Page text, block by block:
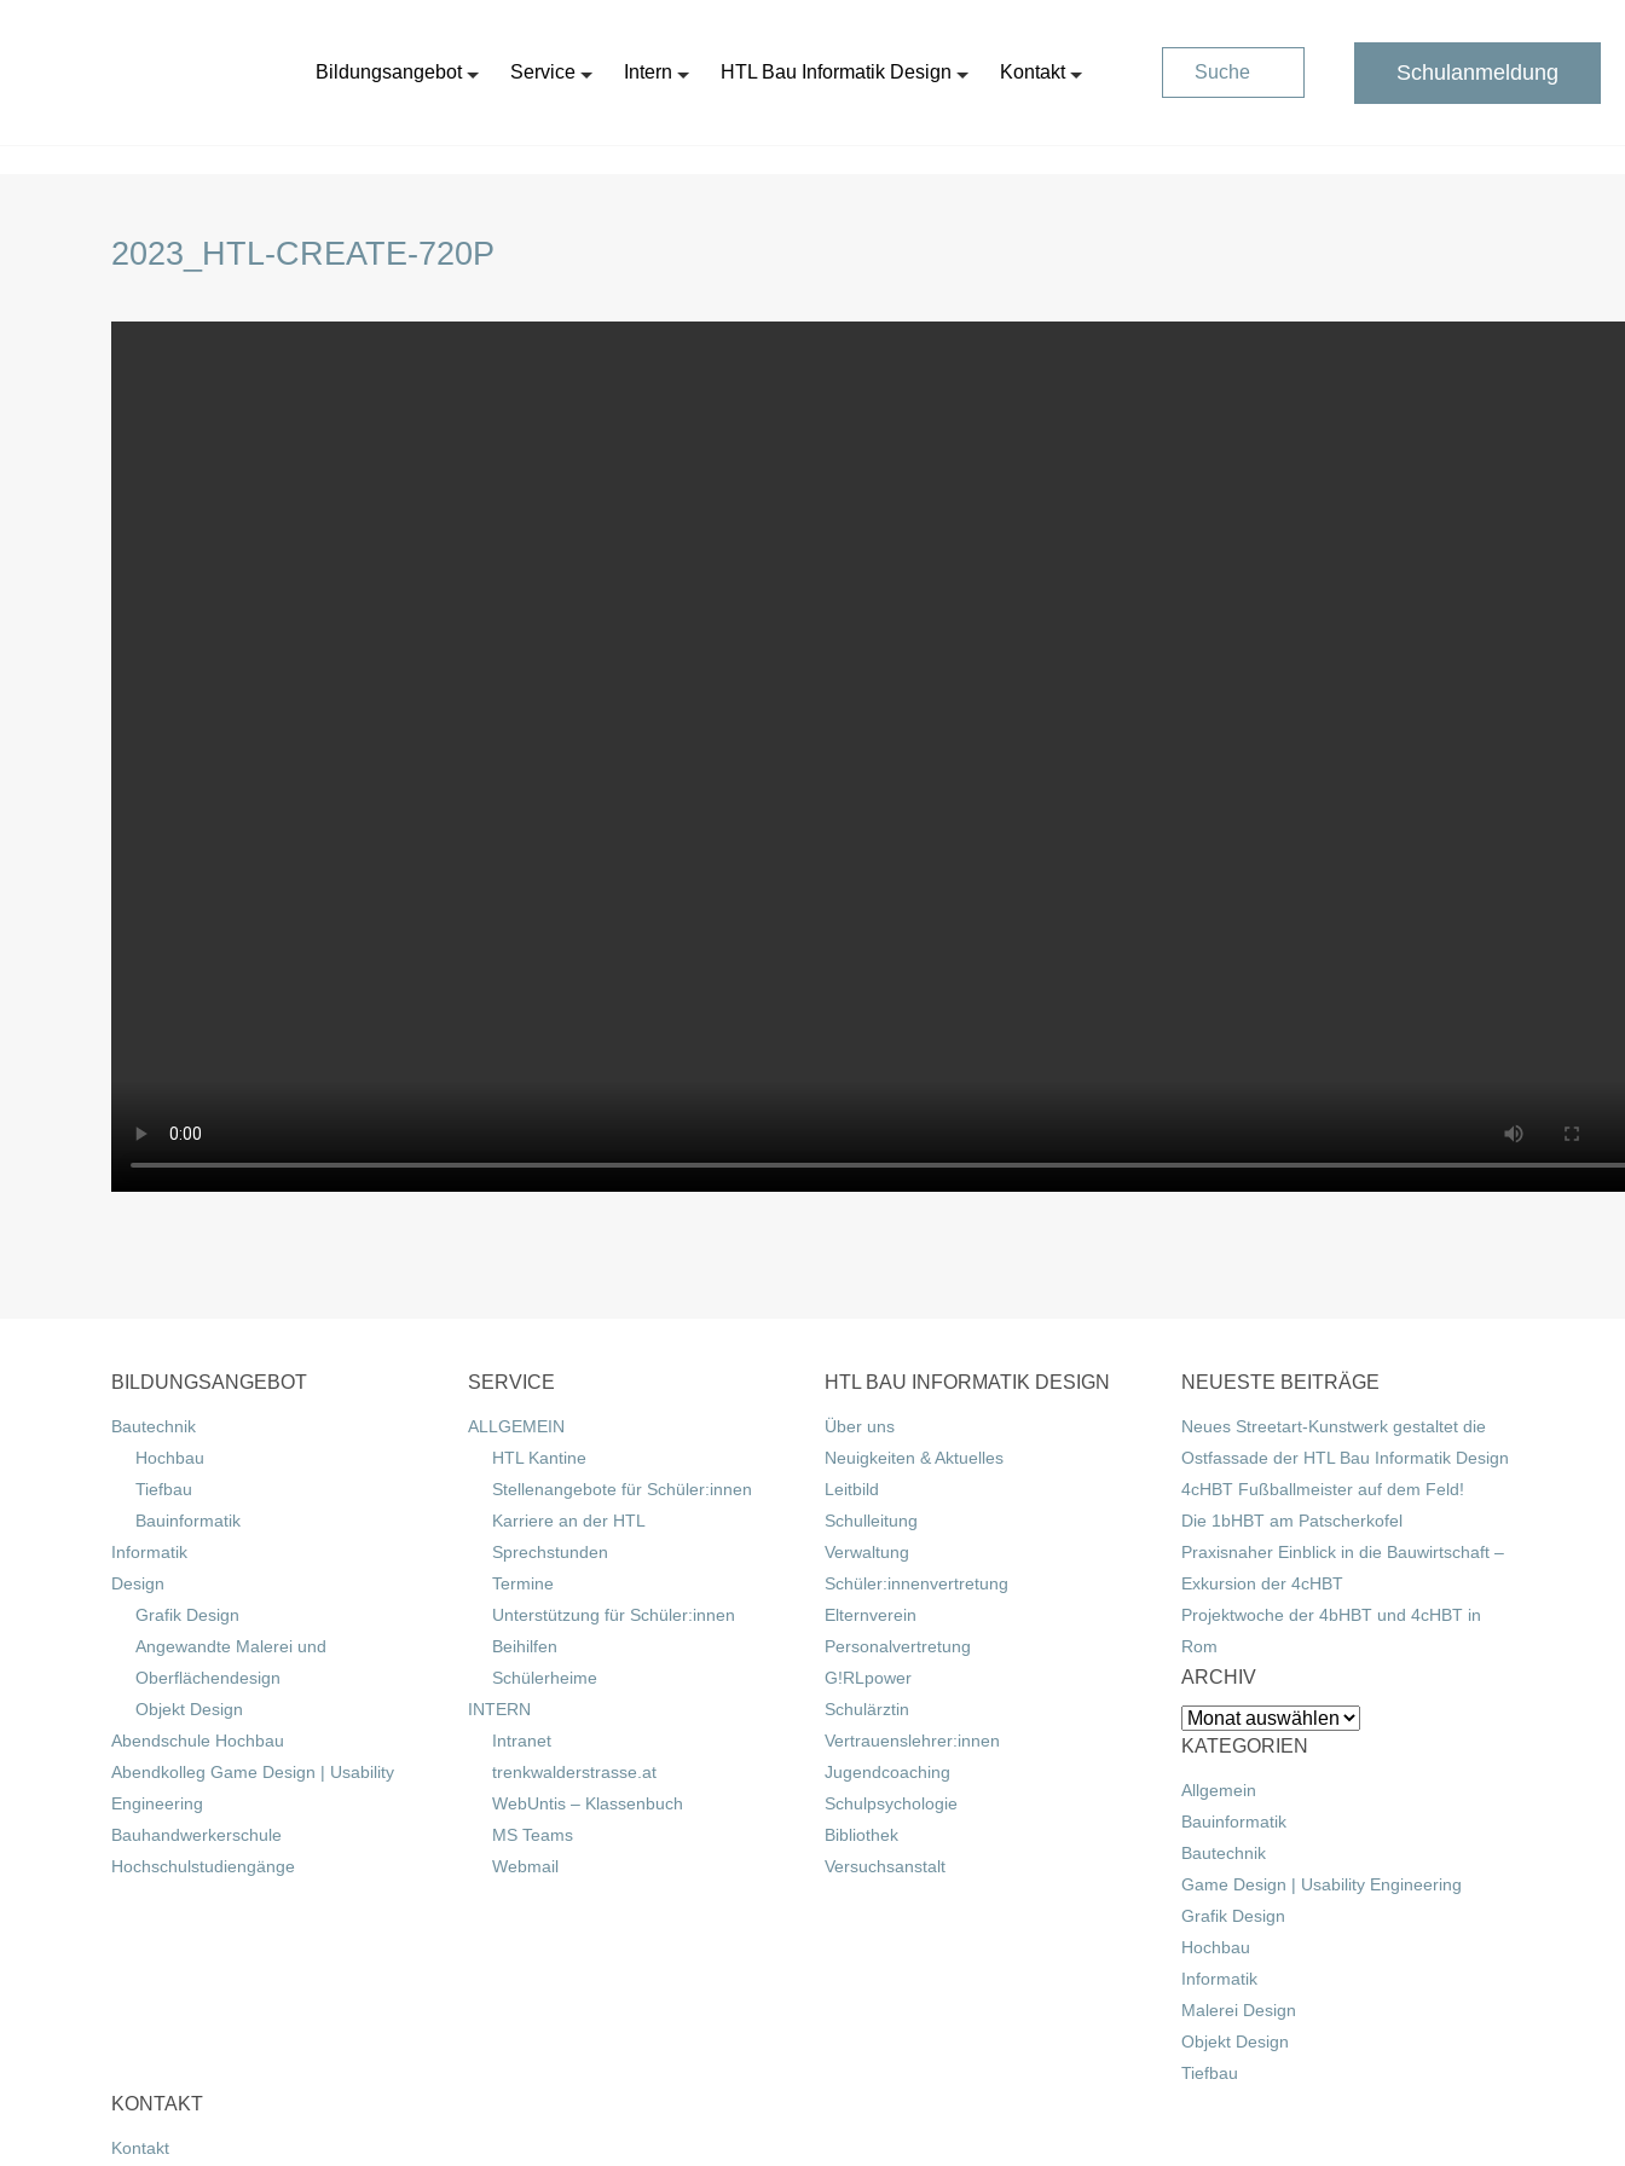
Bildungsangebot Service Intern HTL Bau Informatik Design Kontakt Suche Schulanmeldung
2023_HTL-CREATE-720P
BILDUNGSANGEBOT
Bautechnik
Hochbau
Tiefbau
Bauinformatik
Informatik
Design
Grafik Design
Angewandte Malerei und
Oberflächendesign
Objekt Design
Abendschule Hochbau
Abendkolleg Game Design | Usability
Engineering
Bauhandwerkerschule
Hochschulstudiengänge
SERVICE
ALLGEMEIN
HTL Kantine
Stellenangebote für Schüler:innen
Karriere an der HTL
Sprechstunden
Termine
Unterstützung für Schüler:innen
Beihilfen
Schülerheime
INTERN
Intranet
trenkwalderstrasse.at
WebUntis – Klassenbuch
MS Teams
Webmail
HTL BAU INFORMATIK DESIGN
Über uns
Neuigkeiten & Aktuelles
Leitbild
Schulleitung
Verwaltung
Schüler:innenvertretung
Elternverein
Personalvertretung
G!RLpower
Schulärztin
Vertrauenslehrer:innen
Jugendcoaching
Schulpsychologie
Bibliothek
Versuchsanstalt
NEUESTE BEITRÄGE
Neues Streetart-Kunstwerk gestaltet die
Ostfassade der HTL Bau Informatik Design
4cHBT Fußballmeister auf dem Feld!
Die 1bHBT am Patscherkofel
Praxisnaher Einblick in die Bauwirtschaft –
Exkursion der 4cHBT
Projektwoche der 4bHBT und 4cHBT in
Rom
ARCHIV
Archiv
KATEGORIEN
Allgemein
Bauinformatik
Bautechnik
Game Design | Usability Engineering
Grafik Design
Hochbau
Informatik
Malerei Design
Objekt Design
Tiefbau
KONTAKT
Kontakt